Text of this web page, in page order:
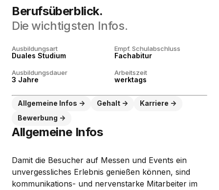
Berufsüberblick.
Die wichtigsten Infos.
Ausbildungsart
Duales Studium
Empf. Schulabschluss
Fachabitur
Ausbildungsdauer
3 Jahre
Arbeitszeit
werktags
Allgemeine Infos Gehalt
Karriere
Bewerbung
Allgemeine Infos
Damit die Besucher auf Messen und Events ein
unvergessliches Erlebnis genießen können, sind
kommunikations- und nervenstarke Mitarbeiter im